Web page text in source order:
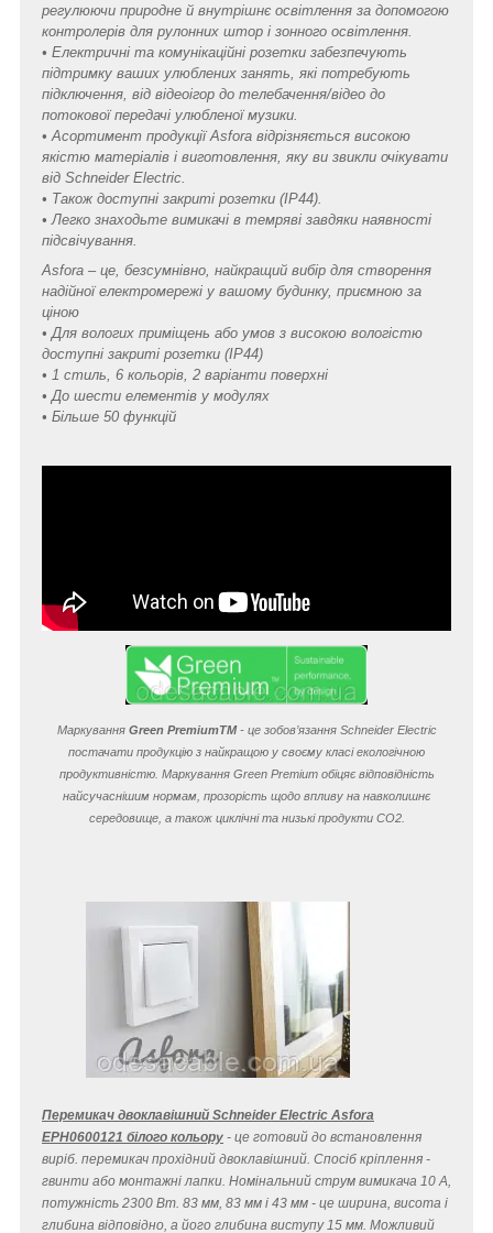
регулюючи природне й внутрішнє освітлення за допомогою
контролерів для рулонних штор і зонного освітлення.
• Електричні та комунікаційні розетки забезпечують
підтримку ваших улюблених занять, які потребують
підключення, від відеоігор до телебачення/відео до
потокової передачі улюбленої музики.
• Асортимент продукції Asfora відрізняється високою
якістю матеріалів і виготовлення, яку ви звикли очікувати
від Schneider Electric.
• Також доступні закриті розетки (IP44).
• Легко знаходьте вимикачі в темряві завдяки наявності
підсвічування.
Asfora – це, безсумнівно, найкращий вибір для створення
надійної електромережі у вашому будинку, приємною за
ціною
• Для вологих приміщень або умов з високою вологістю
доступні закриті розетки (IP44)
• 1 стиль, 6 кольорів, 2 варіанти поверхні
• До шести елементів у модулях
• Більше 50 функцій
Маркування Green PremiumTM- це зобов’язання Schneider Electric
постачати продукцію з найкращою у своєму класі екологічною
продуктивністю. Маркування Green Premium обіцяє відповідність
найсучаснішим нормам, прозорість щодо впливу на навколишнє
середовище, а також циклічні та низькі продукти CO2.
Перемикач двоклавішний Schneider Electric Asfora
EPH0600121 білого кольору - це готовий до встановлення
виріб. перемикач прохідний двоклавішний. Спосіб кріплення -
гвинти або монтажні лапки. Номінальний струм вимикача 10 A,
потужність 2300 Вт. 83 мм, 83 мм і 43 мм - це ширина, висота і
глибина відповідно, а його глибина виступу 15 мм. Можливий